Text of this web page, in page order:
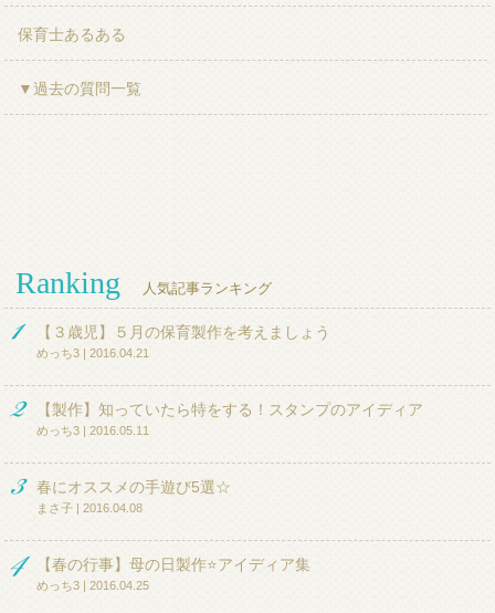
保育士あるある
▼過去の質問一覧
Ranking 人気記事ランキング
【３歳児】５月の保育製作を考えましょう
めっち3 | 2016.04.21
【製作】知っていたら特をする！スタンプのアイディア
めっち3 | 2016.05.11
春にオススメの手遊び5選☆
まさ子 | 2016.04.08
【春の行事】母の日製作⭐アイディア集
めっち3 | 2016.04.25